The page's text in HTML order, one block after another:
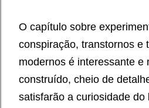
O capítulo sobre
conspiração, transtornos e
modernos é interessante e
construído, cheio de
satisfarão a curiosidade do